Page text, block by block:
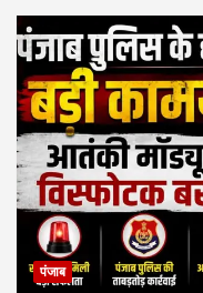
पंजाब